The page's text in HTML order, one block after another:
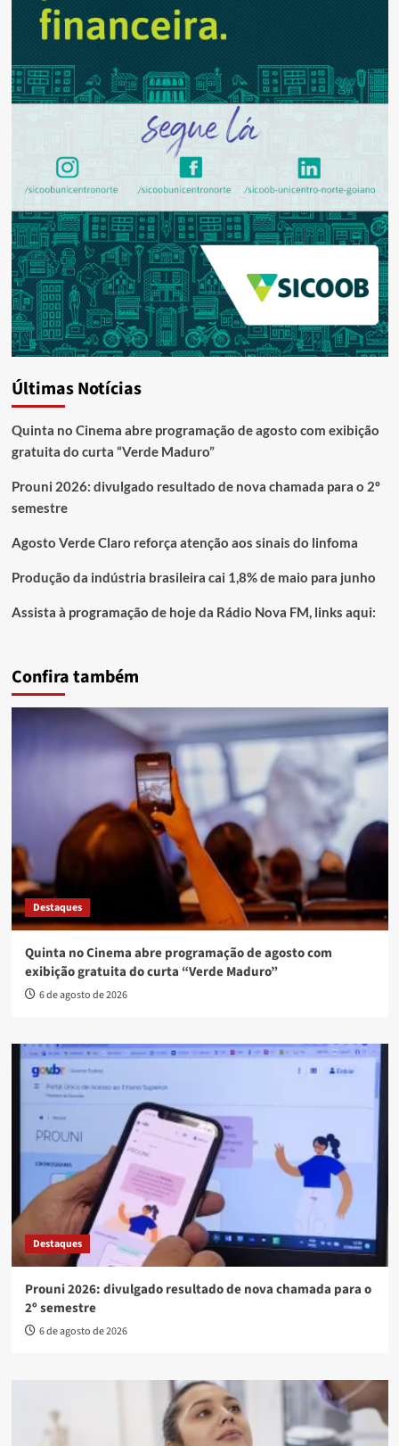
Últimas Notícias
Quinta no Cinema abre programação de agosto com exibição
gratuita do curta “Verde Maduro”
Prouni 2026: divulgado resultado de nova chamada para o 2º
semestre
Agosto Verde Claro reforça atenção aos sinais do linfoma
Produção da indústria brasileira cai 1,8% de maio para junho
Assista à programação de hoje da Rádio Nova FM, links aqui:
Confira também
Destaques
Quinta no Cinema abre programação de agosto com
exibição gratuita do curta “Verde Maduro”
6 de agosto de 2026
Destaques
Prouni 2026: divulgado resultado de nova chamada para o
2º semestre
6 de agosto de 2026